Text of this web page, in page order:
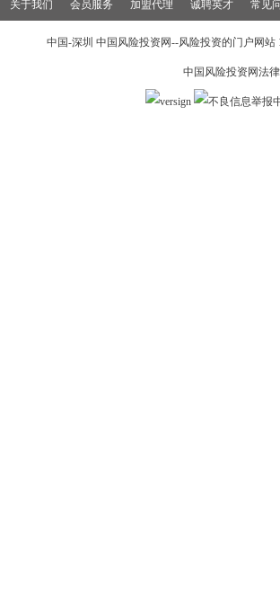
关于我们 会员服务 加盟代理 诚聘英才 常见
中国-深圳 中国风险投资网--风险投资的门户网
中国风险投资网法